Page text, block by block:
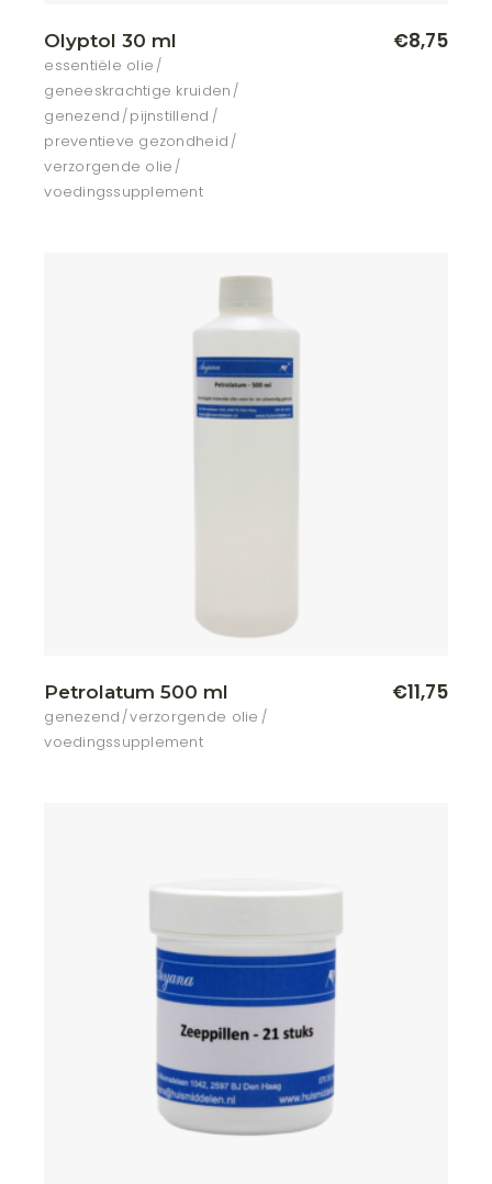
Olyptol 30 ml
essentiële olie
geneeskrachtige kruiden
genezend pijnstillend
preventieve gezondheid
verzorgende olie
voedingssupplement
€8,75
Petrolatum 500 ml
genezend verzorgende olie
voedingssupplement
€11,75